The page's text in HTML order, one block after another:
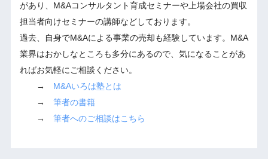
があり、M&Aコンサルタント育成セミナーや上場会社の買収
担当者向けセミナーの講師などしております。
過去、自身でM&Aによる事業の売却も経験しています。M&A
業界はおかしなところも多分にあるので、気になることがあ
ればお気軽にご相談ください。
→ M&Aいろは塾とは
→ 筆者の書籍
→ 筆者へのご相談はこちら